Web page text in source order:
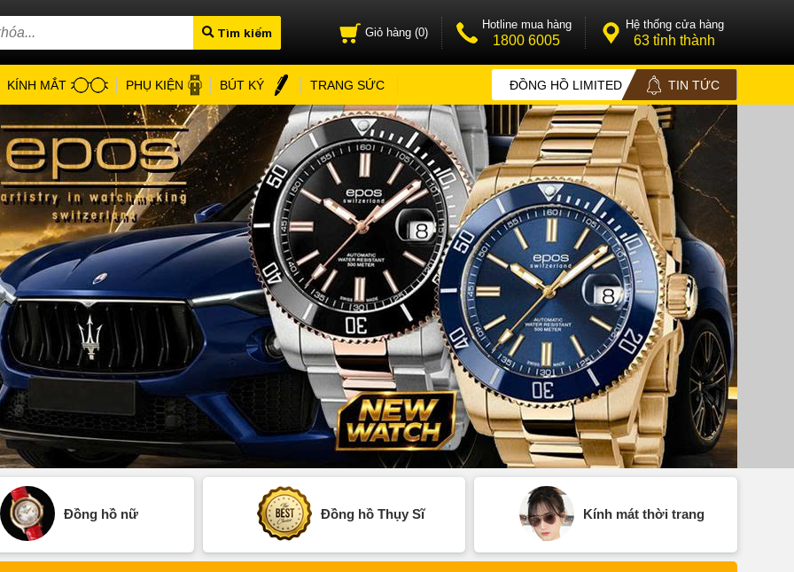
Tìm kiếm Giỏ hàng (0)
Hotline mua hàng
1800 6005
Hệ thống cửa hàng
63 tỉnh thành
KÍNH MẮT PHỤ KIỆN BÚT KÝ TRANG SỨC ĐỒNG HỒ LIMITED TIN TỨC
Đồng hồ nữ Đồng hồ Thụy Sĩ Kính mát thời trang